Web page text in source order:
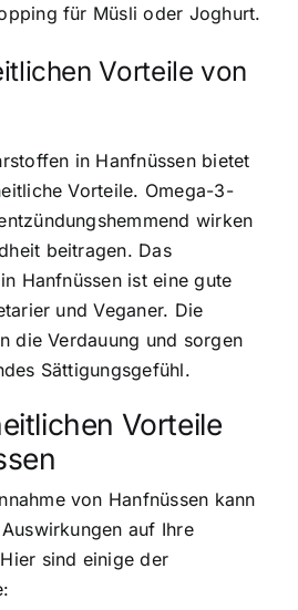
für Müsli oder Joghurt.
Vorteile von
in Hanfnüssen bietet
Vorteile. Omega-3-
wirken
beitragen. Das
Hanfnüssen ist eine gute
und Veganer. Die
die Verdauung und sorgen
Sättigungsgefühl.
Vorteile
von Hanfnüssen kann
auf Ihre
sind einige der